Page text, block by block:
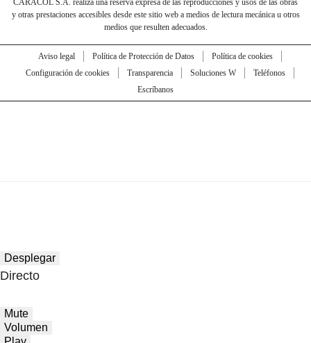
CARACOL S.A. realiza una reserva expresa de las reproducciones y usos de las obras
y otras prestaciones accesibles desde este sitio web a medios de lectura mecánica u otros
medios que resulten adecuados.
Aviso legal Política de Protección de Datos
Política de cookies
Configuración de cookies
Transparencia Soluciones W
Teléfonos
Escríbanos
Desplegar
Directo
Mute
Volumen